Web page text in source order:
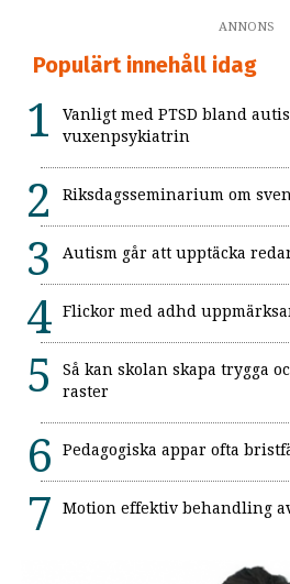
ANNONS
Populärt innehåll idag
Vanligt med PTSD bland
vuxenpsykiatrin
Riksdagsseminarium om
Autism går att upptäcka
Flickor med adhd
Så kan skolan skapa trygga
raster
Pedagogiska appar ofta
Motion effektiv behandling